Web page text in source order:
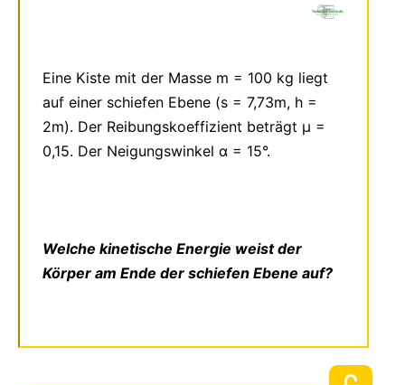
Eine Kiste mit der Masse m = 100 kg liegt
auf einer schiefen Ebene (s = 7,73m, h =
2m). Der Reibungskoeffizient beträgt μ =
0,15. Der Neigungswinkel α = 15°.
Welche kinetische Energie weist der
Körper am Ende der schiefen Ebene auf?